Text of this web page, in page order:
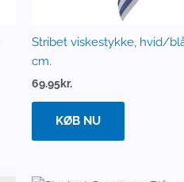
Stribet viskestykke, hvid/
cm.
69.95kr.
KØB NU